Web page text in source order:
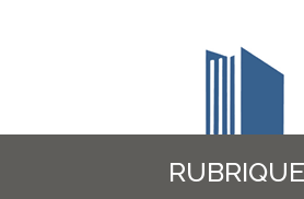
Revue en ligne de l'Union Nationale Culture